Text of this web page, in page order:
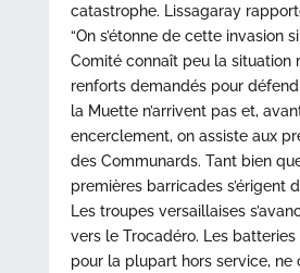
catastrophe. Lissagaray
“On s’étonne de cette invasion
Comité connaît peu la situation
renforts demandés pour
la Muette n’arrivent pas et,
encerclement, on assiste aux
des Communards. Tant bien
premières barricades s’érigent
Les troupes versaillaises
vers le Trocadéro. Les
pour la plupart hors service, ne